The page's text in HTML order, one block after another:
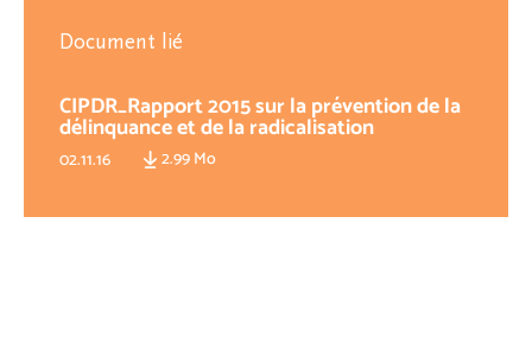
Document lié
CIPDR_Rapport 2015 sur la prévention de la
délinquance et de la radicalisation
02.11.16 2.99 Mo